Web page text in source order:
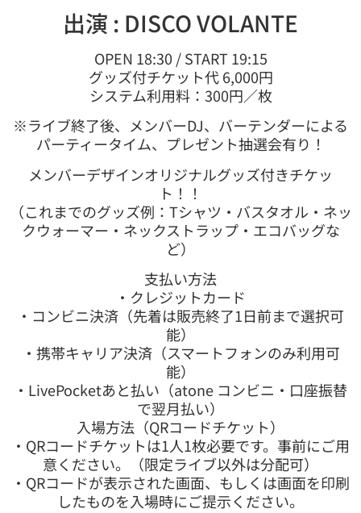
出演 : DISCO VOLANTE
OPEN 18:30 / START 19:15
グッズ付チケット代 6,000円
システム利用料：300円／枚
※ライブ終了後、メンバーDJ、バーテンダーによる
パーティータイム、プレゼント抽選会有り！
メンバーデザインオリジナルグッズ付きチケッ
ト！！
（これまでのグッズ例：Tシャツ・バスタオル・ネッ
クウォーマー・ネックストラップ・エコバッグな
ど）
支払い方法
・クレジットカード
・コンビニ決済（先着は販売終了1日前まで選択可
能）
・携帯キャリア決済（スマートフォンのみ利用可
能）
・LivePocketあと払い（atone コンビニ・口座振替
で翌月払い）
入場方法（QRコードチケット）
・QRコードチケットは1人1枚必要です。事前にご用
意ください。（限定ライブ以外は分配可）
・QRコードが表示された画面、もしくは画面を印刷
したものを入場時にご提示ください。